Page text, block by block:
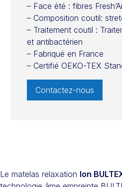
– Face été : fibres
– Composition coutil:
– Traitement coutil :
et antibactérien
– Fabriqué en France
– Certifié OEKO-TEX
Contactez-nous
Le matelas relaxation Ion